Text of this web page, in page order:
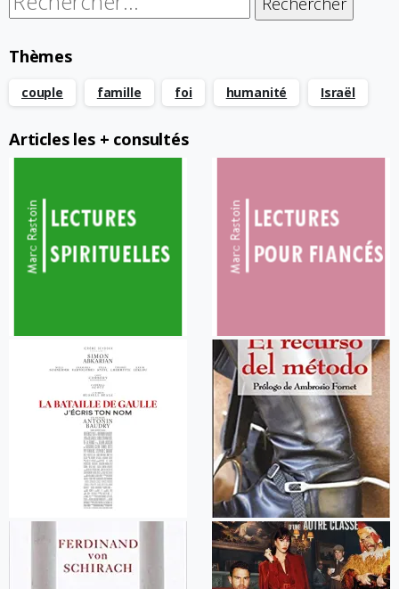
Thèmes
couple famille foi humanité Israël
Articles les + consultés